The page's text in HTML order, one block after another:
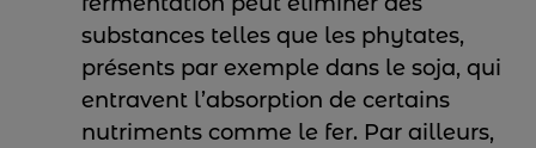
substances telles que les phytates,
présents par exemple dans le soja, qui
entravent l’absorption de certains
nutriments comme le fer. Par ailleurs,